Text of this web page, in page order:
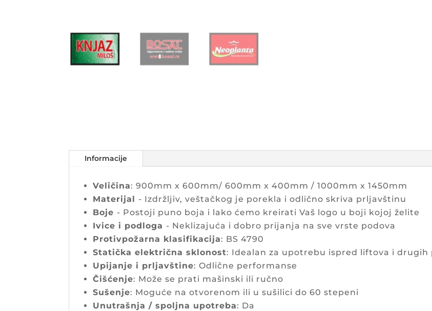
Informacije
Veličina: 900mm x 600mm/ 600mm x 400mm / 1000mm x 1450mm
Materijal - Izdržljiv, veštačkog je porekla i odlično skriva prljavštinu
Boje - Postoji puno boja i lako ćemo kreirati Vaš logo u boji kojoj želite
Ivice i podloga - Neklizajuća i dobro prijanja na sve vrste podova
Protivpožarna klasifikacija: BS 4790
Statička električna sklonost: Idealan za upotrebu ispred liftova i
Upijanje i prljavštine: Odlične performanse
Čišćenje: Može se prati mašinski ili ručno
Sušenje: Moguće na otvorenom ili u sušilici do 60 stepeni
Unutrašnja / spoljna upotreba: Da